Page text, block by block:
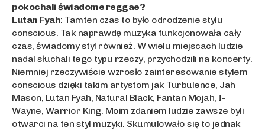
pokochali świadome reggae?
Lutan Fyah: Tamten czas to było odrodzenie stylu
conscious. Tak naprawdę muzyka funkcjonowała cały
czas, świadomy styl również. W wielu miejscach ludzie
nadal słuchali tego typu rzeczy, przychodzili na koncerty.
Niemniej rzeczywiście wzrosło zainteresowanie stylem
conscious dzięki takim artystom jak Turbulence, Jah
Mason, Lutan Fyah, Natural Black, Fantan Mojah, I-
Wayne, Warrior King. Moim zdaniem ludzie zawsze byli
otwarci na ten styl muzyki. Skumulowało się to jednak